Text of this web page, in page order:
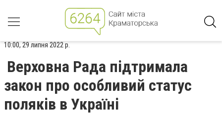
10:00, 29 липня 2022 р.
Верховна Рада підтримала
закон про особливий статус
поляків в Україні